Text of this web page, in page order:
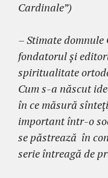
Cardinale”)
– Stimate
fondatorul şi
spiritualitate
Cum s-a născut
în ce măsură
important într-o
se păstrează în
serie întreagă de